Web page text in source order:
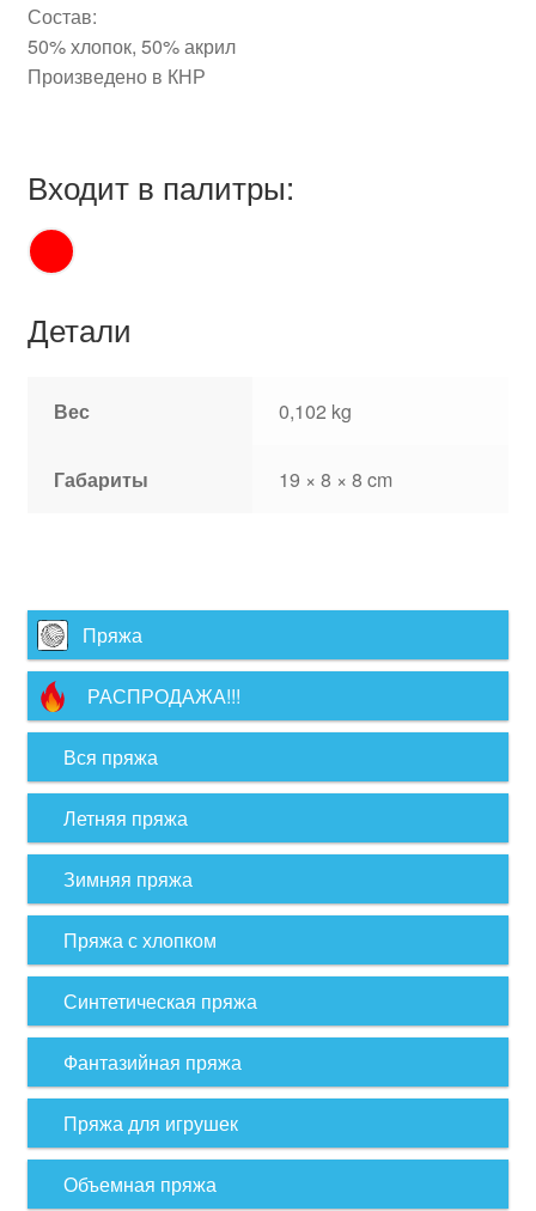
Состав:
50% хлопок, 50% акрил
Произведено в КНР
Входит в палитры:
Детали
Вес 0,102 kg
Габариты 19 × 8 × 8 cm
Пряжа
РАСПРОДАЖА!!!
Вся пряжа
Летняя пряжа
Зимняя пряжа
Пряжа с хлопком
Синтетическая пряжа
Фантазийная пряжа
Пряжа для игрушек
Объемная пряжа